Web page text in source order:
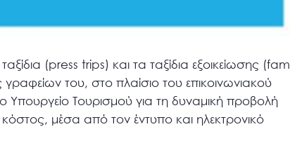
(press trips) και τα ταξίδια εξοικείωσης (fam
του, στο πλαίσιο του επικοινωνιακού
Υπουργείο Τουρισμού για τη δυναμική προβολή
μέσα από τον έντυπο και ηλεκτρονικό